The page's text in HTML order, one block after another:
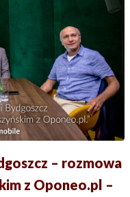
– rozmowa
z Oponeo.pl –